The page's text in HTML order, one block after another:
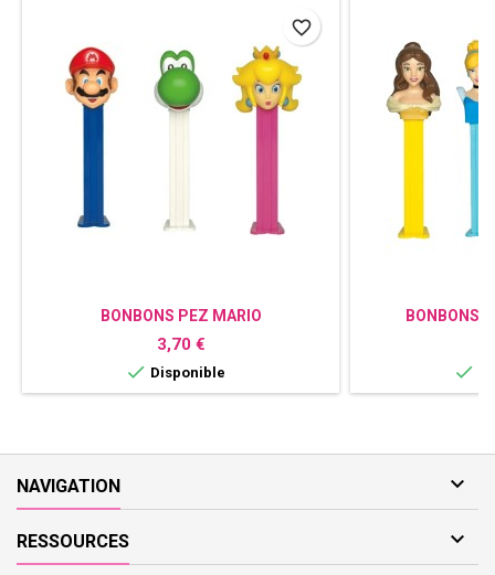
BONBONS PEZ MARIO
Prix
3,70 €
 Disponible
favorite_border
BONBONS

NAVIGATION 
RESSOURCES 